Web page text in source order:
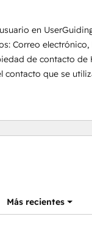
en
Correo
de contacto
que se
Más recientes